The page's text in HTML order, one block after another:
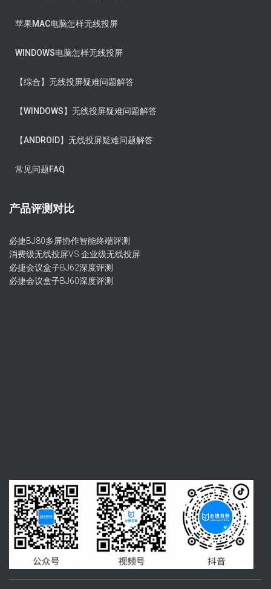
苹果MAC电脑怎样无线投屏
WINDOWS电脑怎样无线投屏
【综合】无线投屏疑难问题解答
【WINDOWS】无线投屏疑难问题解答
【ANDROID】无线投屏疑难问题解答
常见问题FAQ
产品评测对比
必捷BJ80多屏协作智能终端评测
消费级无线投屏VS 企业级无线投屏
必捷会议盒子BJ62深度评测
必捷会议盒子BJ60深度评测